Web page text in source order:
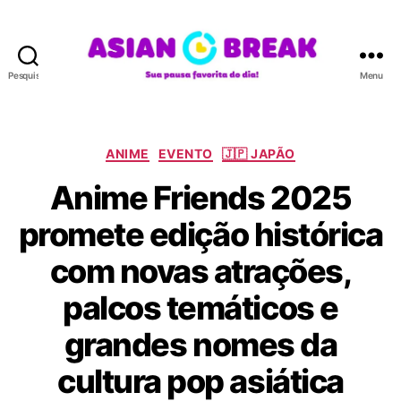
Pesquisar
A
B
R
E
A
K
Menu
C
t
e
g
o
r
i
a
ANIME EVENTO 🇯🇵 JAPÃO
Anime Friends 2025
promete edição histórica
com novas atrações,
palcos temáticos e
grandes nomes da
cultura pop asiática